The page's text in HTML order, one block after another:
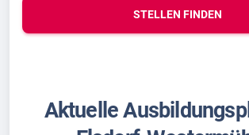
STELLEN FINDEN
Aktuelle